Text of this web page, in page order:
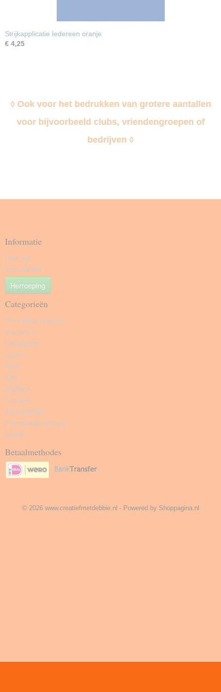
Strijkapplicatie Iedereen oranje
€ 4,25
◊ Ook voor het bedrukken van grotere aantallen
voor bijvoorbeeld clubs, vriendengroepen of
bedrijven ◊
Informatie
Over ons
Voorwaarden
Herroeping
Categorieën
Om cadeau te geven
Seizoenen
Feestdagen
tassen
Baby
Kids
Stickers
Camping
Juf & meester
Themakisten feestjes
Textiel
Betaalmethodes
© 2026 www.creatiefmetdebbie.nl - Powered by Shoppagina.nl